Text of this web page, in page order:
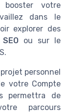
votre
dans le
explorer des
ou sur le
personnel
votre Compte
permettra de
parcours